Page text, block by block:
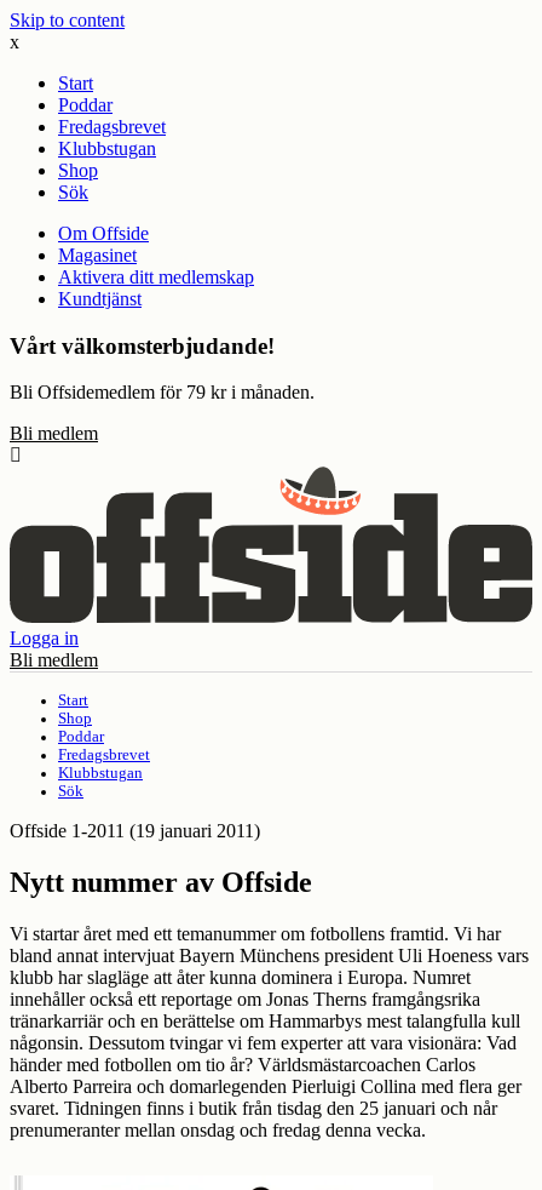
Skip to content
x
Start
Poddar
Fredagsbrevet
Klubbstugan
Shop
Sök
Om Offside
Magasinet
Aktivera ditt medlemskap
Kundtjänst
Vårt välkomsterbjudande!
Bli Offsidemedlem för 79 kr i månaden.
Bli medlem
Logga in
Bli medlem
Start
Shop
Poddar
Fredagsbrevet
Klubbstugan
Sök
Offside 1-2011 (19 januari 2011)
Nytt nummer av Offside
Vi startar året med ett temanummer om fotbollens framtid. Vi har
bland annat intervjuat Bayern Münchens president Uli Hoeness vars
klubb har slagläge att åter kunna dominera i Europa. Numret
innehåller också ett reportage om Jonas Therns framgångsrika
tränarkarriär och en berättelse om Hammarbys mest talangfulla kull
någonsin. Dessutom tvingar vi fem experter att vara visionära: Vad
händer med fotbollen om tio år? Världsmästarcoachen Carlos
Alberto Parreira och domarlegenden Pierluigi Collina med flera ger
svaret. Tidningen finns i butik från tisdag den 25 januari och når
prenumeranter mellan onsdag och fredag denna vecka.